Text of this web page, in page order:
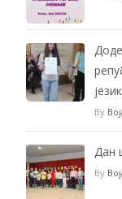
By
Дан
By